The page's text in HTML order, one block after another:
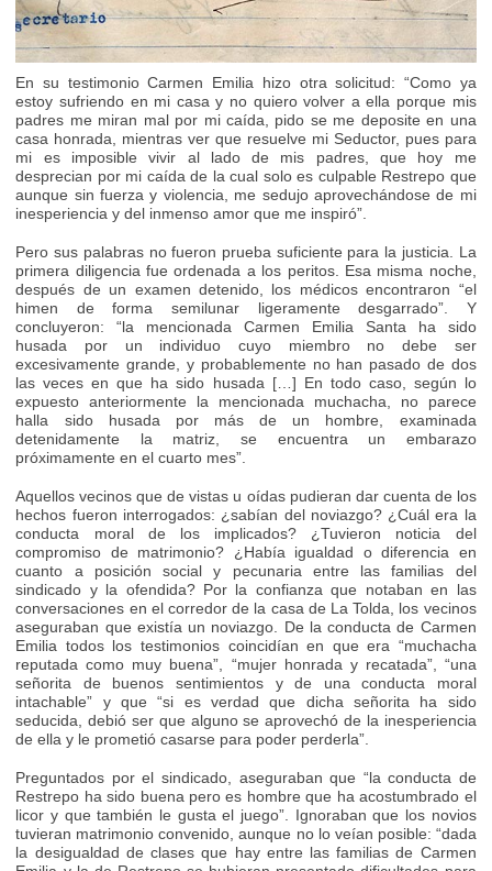
En su testimonio Carmen Emilia hizo otra solicitud: “Como ya
estoy sufriendo en mi casa y no quiero volver a ella porque mis
padres me miran mal por mi caída, pido se me deposite en una
casa honrada, mientras ver que resuelve mi Seductor, pues para
mi es imposible vivir al lado de mis padres, que hoy me
desprecian por mi caída de la cual solo es culpable Restrepo que
aunque sin fuerza y violencia, me sedujo aprovechándose de mi
inesperiencia y del inmenso amor que me inspiró”.
Pero sus palabras no fueron prueba suficiente para la justicia. La
primera diligencia fue ordenada a los peritos. Esa misma noche,
después de un examen detenido, los médicos encontraron “el
himen de forma semilunar ligeramente desgarrado”. Y
concluyeron: “la mencionada Carmen Emilia Santa ha sido
husada por un individuo cuyo miembro no debe ser
excesivamente grande, y probablemente no han pasado de dos
las veces en que ha sido husada […] En todo caso, según lo
expuesto anteriormente la mencionada muchacha, no parece
halla sido husada por más de un hombre, examinada
detenidamente la matriz, se encuentra un embarazo
próximamente en el cuarto mes”.
Aquellos vecinos que de vistas u oídas pudieran dar cuenta de los
hechos fueron interrogados: ¿sabían del noviazgo? ¿Cuál era la
conducta moral de los implicados? ¿Tuvieron noticia del
compromiso de matrimonio? ¿Había igualdad o diferencia en
cuanto a posición social y pecunaria entre las familias del
sindicado y la ofendida? Por la confianza que notaban en las
conversaciones en el corredor de la casa de La Tolda, los vecinos
aseguraban que existía un noviazgo. De la conducta de Carmen
Emilia todos los testimonios coincidían en que era “muchacha
reputada como muy buena”, “mujer honrada y recatada”, “una
señorita de buenos sentimientos y de una conducta moral
intachable” y que “si es verdad que dicha señorita ha sido
seducida, debió ser que alguno se aprovechó de la inesperiencia
de ella y le prometió casarse para poder perderla”.
Preguntados por el sindicado, aseguraban que “la conducta de
Restrepo ha sido buena pero es hombre que ha acostumbrado el
licor y que también le gusta el juego”. Ignoraban que los novios
tuvieran matrimonio convenido, aunque no lo veían posible: “dada
la desigualdad de clases que hay entre las familias de Carmen